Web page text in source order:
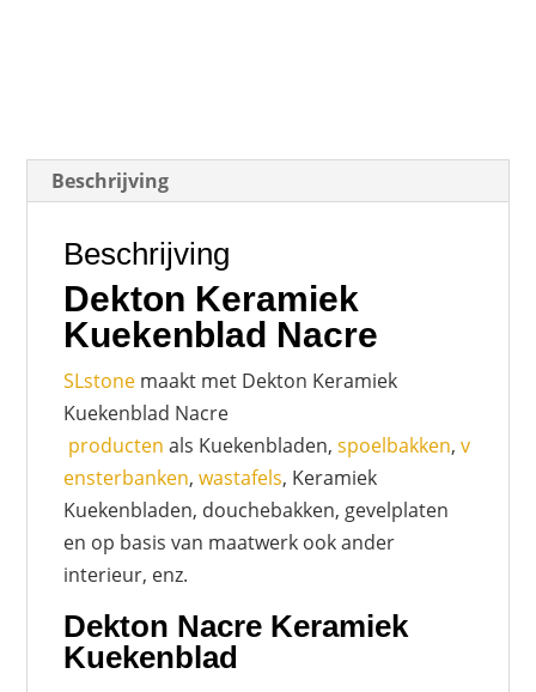
Beschrijving
Beschrijving
Dekton Keramiek
Kuekenblad Nacre
SLstone maakt met Dekton Keramiek
Kuekenblad Nacre
producten als Kuekenbladen,spoelbakken,v
ensterbanken,wastafels, Keramiek
Kuekenbladen, douchebakken, gevelplaten
en op basis van maatwerk ook ander
interieur, enz.
Dekton Nacre Keramiek
Kuekenblad